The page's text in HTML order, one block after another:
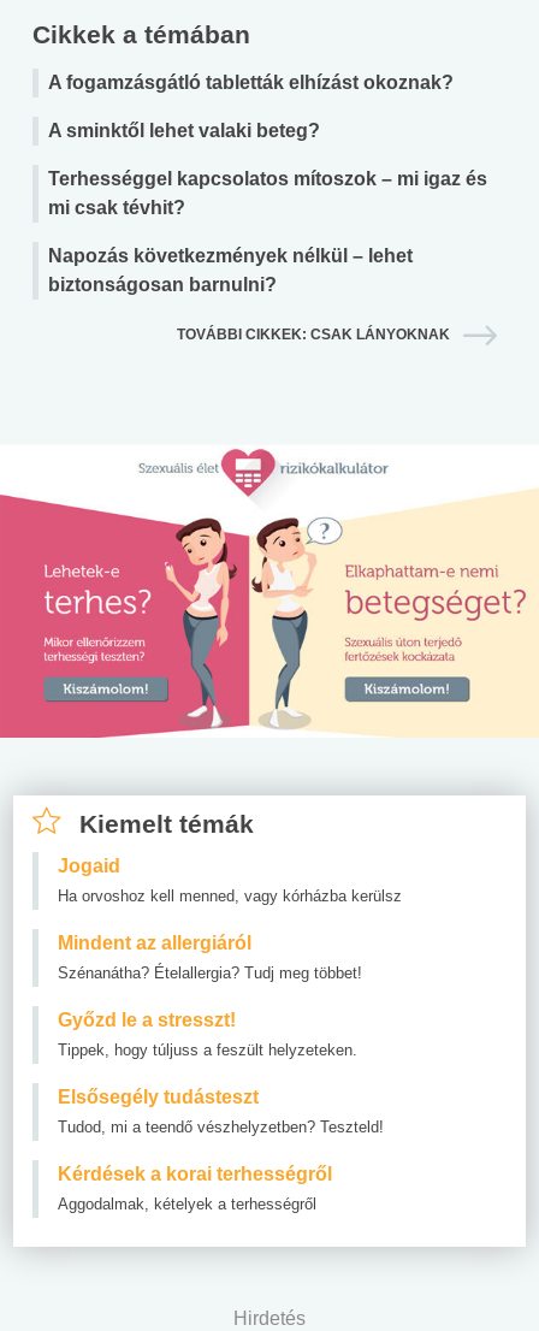
Cikkek a témában
A fogamzásgátló tabletták elhízást okoznak?
A sminktől lehet valaki beteg?
Terhességgel kapcsolatos mítoszok – mi igaz és
mi csak tévhit?
Napozás következmények nélkül – lehet
biztonságosan barnulni?
TOVÁBBI CIKKEK: CSAK LÁNYOKNAK
Kiemelt témák
Jogaid
Ha orvoshoz kell menned, vagy kórházba kerülsz
Mindent az allergiáról
Szénanátha? Ételallergia? Tudj meg többet!
Győzd le a stresszt!
Tippek, hogy túljuss a feszült helyzeteken.
Elsősegély tudásteszt
Tudod, mi a teendő vészhelyzetben? Teszteld!
Kérdések a korai terhességről
Aggodalmak, kételyek a terhességről
Hirdetés